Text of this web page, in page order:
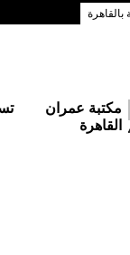
بالقاهرة
مكتبة عمران
القاهرة